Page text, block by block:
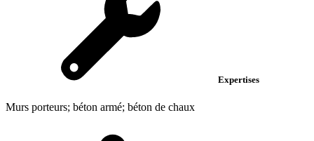
Expertises
Murs porteurs; béton armé; béton de chaux